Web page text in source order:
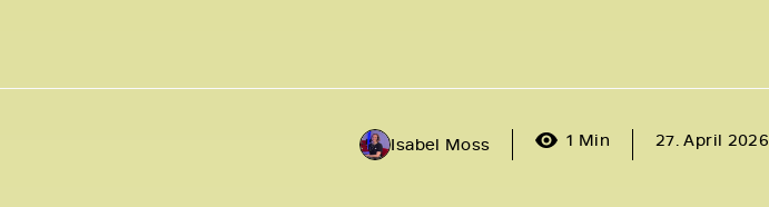
Isabel Moss 1 Min 27. April 2026